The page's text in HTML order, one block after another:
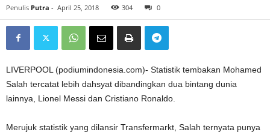
Penulis Putra - April 25, 2018 304 0
LIVERPOOL (podiumindonesia.com)- Statistik tembakan Mohamed
Salah tercatat lebih dahsyat dibandingkan dua bintang dunia
lainnya, Lionel Messi dan Cristiano Ronaldo.
Merujuk statistik yang dilansir Transfermarkt, Salah ternyata punya